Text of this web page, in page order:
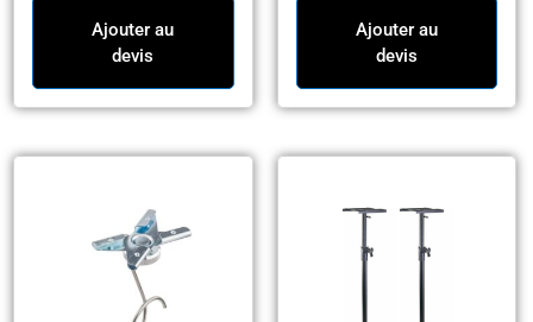
Ajouter au
devis
Ajouter au
devis